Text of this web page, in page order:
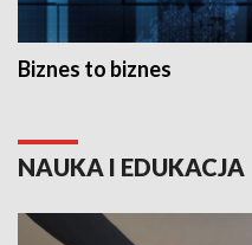
Biznes to biznes
NAUKA I EDUKACJA